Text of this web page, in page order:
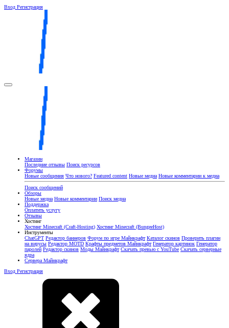
Вход Регистрация
Магазин
Последние отзывы Поиск ресурсов
Форумы
Новые сообщения Что нового? Featured content Новые медиа Новые комментарии к медиа
Поиск сообщений
Обзоры
Новые медиа Новые комментарии Поиск медиа
Поддержка
Оплатить услугу
Отзывы
Хостинг
Хостинг Minecraft (Craft-Hosting) Хостинг Minecraft (BungeeHost)
Инструменты
ChatGPT Редактор баннеров Форум по игре Майнкрафт Каталог скинов Проверить плагин
на вирусы Редактор MOTD Крафты предметов Майнкрафт Генератор картинок Генератор
паролей Редактор скинов Моды Майнкрафт Скачать превью с YouTube Скачать серверные
ядра
Сервера Майнкрафт
Вход Регистрация